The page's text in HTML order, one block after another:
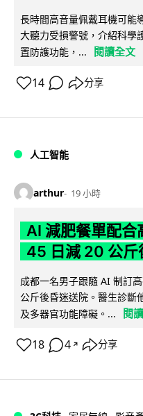
長時間高音量佩戴耳機可能
大聽力受損警號，介紹科學
置防護功能，...
閱讀全文
14 分享
人工智能
arthur 19 小時
AI 減肥餐單配
45 日減 20 公斤
成都一名男子跟隨 AI 制訂
公斤後昏迷送院。醫生診斷
及多器官功能障礙。...
閱
18 4 ↗ 分享